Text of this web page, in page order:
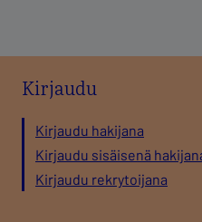
Kirjaudu
Kirjaudu hakijana
Kirjaudu sisäisenä
Kirjaudu rekrytoijana